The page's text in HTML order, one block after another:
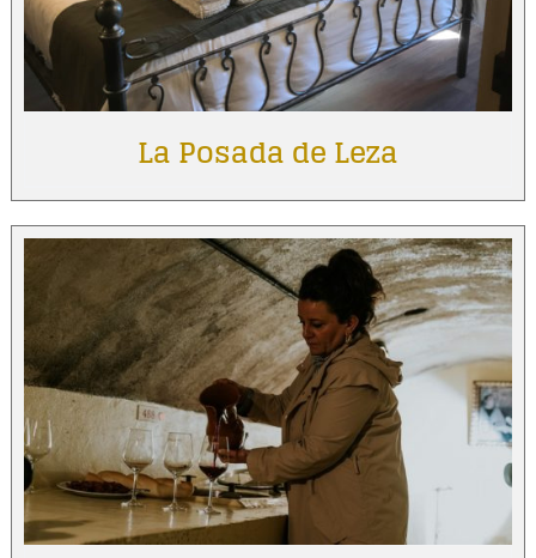
La Posada de Leza